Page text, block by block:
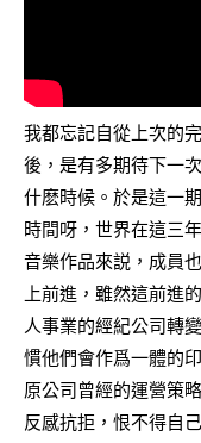
我都忘記自從上次的
後，是有多期待下一
什麽時候。於是這一
時間呀，世界在這三
音樂作品來説，成員
上前進，雖然這前進
人事業的經紀公司轉
慣他們會作爲一體的
原公司曾經的運營策
反感抗拒，恨不得自